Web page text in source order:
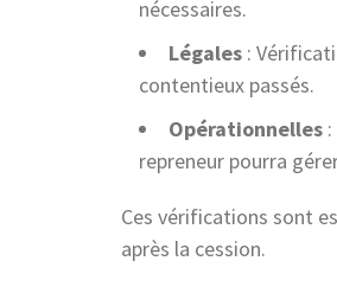
nécessaires.
Légales :
contentieux passés.
Opérationnelles
repreneur pourra
Ces vérifications sont
après la cession.